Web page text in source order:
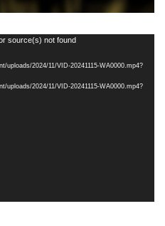
source(s) not found
2024/11/VID-20241115-WA0000.mp4?
2024/11/VID-20241115-WA0000.mp4?